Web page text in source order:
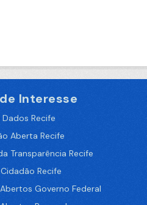
Interesse
Recife
Aberta Recife
Transparência Recife
Recife
Governo Federal